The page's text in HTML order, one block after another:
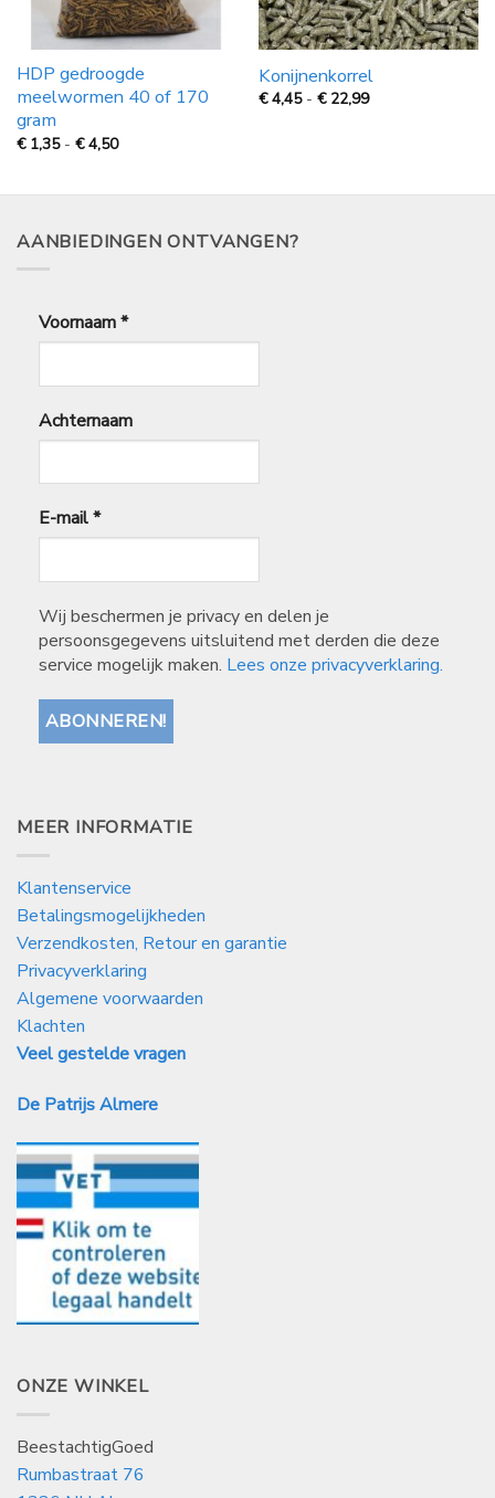
HDP gedroogde
meelwormen 40 of 170
gram
€ 1,35 - €4,50Prijsklasse:
€
Konijnenkorrel
€4,45 - € 22,99Prijsklasse:
AANBIEDINGEN ONTVANGEN?
Voornaam*
Achternaam
E-mail*
Wij beschermen je privacy en delen je
persoonsgegevens uitsluitend met derden die deze
service mogelijk maken. Lees onze privacyverklaring.
MEER INFORMATIE
Klantenservice
Betalingsmogelijkheden
Verzendkosten, Retour en garantie
Privacyverklaring
Algemene voorwaarden
Klachten
Veel gestelde vragen
De Patrijs Almere
ONZE WINKEL
BeestachtigGoed
Rumbastraat 76